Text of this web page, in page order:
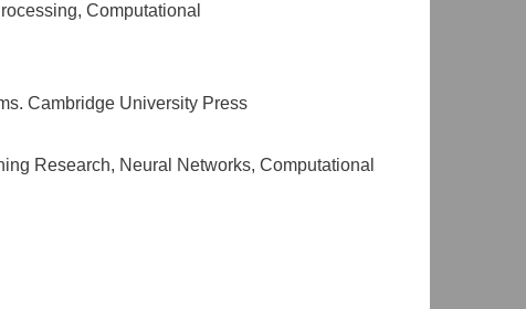
Computational
Cambridge University Press
Research, Neural Networks, Computational